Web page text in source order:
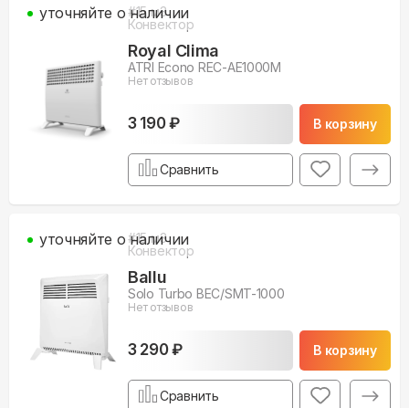
#15м3
Конвектор
Royal Clima
ATRI Econo REC-AE1000M
Нет отзывов
3 190 ₽ В корзину
уточняйте о наличии
Сравнить
#15м3
Конвектор
Ballu
Solo Turbo BEC/SMT-1000
Нет отзывов
3 290 ₽ В корзину
уточняйте о наличии
Сравнить